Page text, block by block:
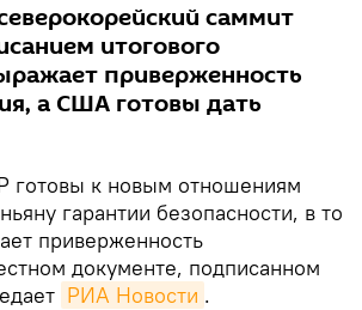
саммит
итогового
приверженность
а США готовы дать
к новым отношениям
гарантии безопасности, в то
приверженность
документе, подписанном
РИА Новости .